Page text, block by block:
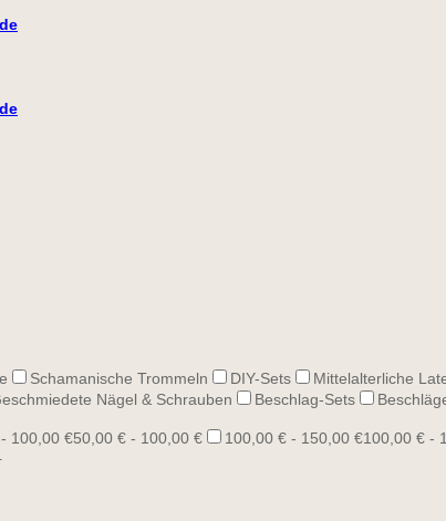
Schamanische Trommeln DIY-Sets Mittelalterliche
Nägel & Schrauben Beschlag-Sets
100,00 €50,00 € - 100,00 € 100,00 € - 150,00 €100,00 € -